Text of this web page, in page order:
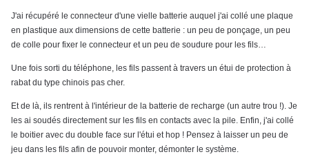
J'ai récupéré le connecteur d'une vielle batterie auquel j'ai collé une plaque
en plastique aux dimensions de cette batterie : un peu de ponçage, un peu
de colle pour fixer le connecteur et un peu de soudure pour les fils…
Une fois sorti du téléphone, les fils passent à travers un étui de protection à
rabat du type chinois pas cher.
Et de là, ils rentrent à l'intérieur de la batterie de recharge (un autre trou !). Je
les ai soudés directement sur les fils en contacts avec la pile. Enfin, j'ai collé
le boitier avec du double face sur l'étui et hop ! Pensez à laisser un peu de
jeu dans les fils afin de pouvoir monter, démonter le système.